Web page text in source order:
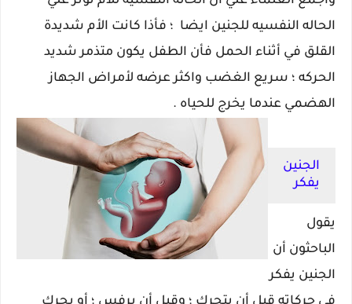
الحاله النفسيه للجنين ايضا ؛ فأذا كانت الأم شديدة
القلق في أثناء الحمل فأن الطفل يكون متذمر شديد
الحركه ؛ سريع الغضب واكثر عرضه لأمراض الجهاز
الهضمي عندما يخرج للحياه .
الجنين
يفكر
يقول
الباحثون أن
الجنين يفكر